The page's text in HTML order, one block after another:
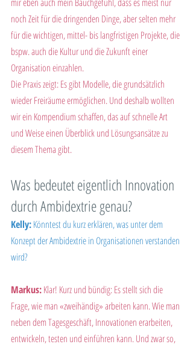
noch Zeit für die dringenden Dinge, aber selten mehr
für die wichtigen, mittel- bis langfristigen Projekte, die
bspw. auch die Kultur und die Zukunft einer
Organisation einzahlen.
Die Praxis zeigt: Es gibt Modelle, die grundsätzlich
wieder Freiräume ermöglichen. Und deshalb wollten
wir ein Kompendium schaffen, das auf schnelle Art
und Weise einen Überblick und Lösungsansätze zu
diesem Thema gibt.
Was bedeutet eigentlich Innovation
durch Ambidextrie genau?
Kelly: Könntest du kurz erklären, was unter dem
Konzept der Ambidextrie in Organisationen verstanden
wird?
Markus: Klar! Kurz und bündig: Es stellt sich die
Frage, wie man «zweihändig» arbeiten kann. Wie man
neben dem Tagesgeschäft, Innovationen erarbeiten,
entwickeln, testen und einführen kann. Und zwar so,